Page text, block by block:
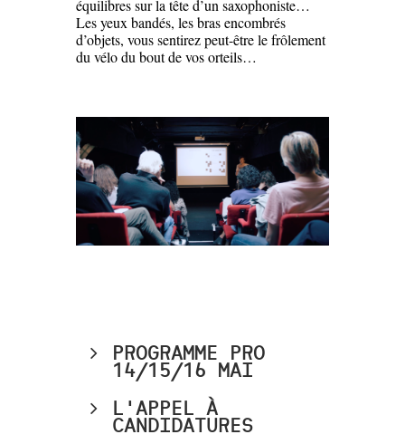
équilibres sur la tête d’un saxophoniste…
Les yeux bandés, les bras encombrés
d’objets, vous sentirez peut-être le frôlement
du vélo du bout de vos orteils…
PROGRAMME PRO
14/15/16 MAI
Pour les programmateur·rice·s les plus
L'APPEL À
CANDIDATURES